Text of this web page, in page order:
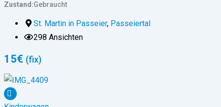
Zustand Gebraucht
St. Martin in Passeier, Passeiertal
298 Ansichten
15€ (fix)